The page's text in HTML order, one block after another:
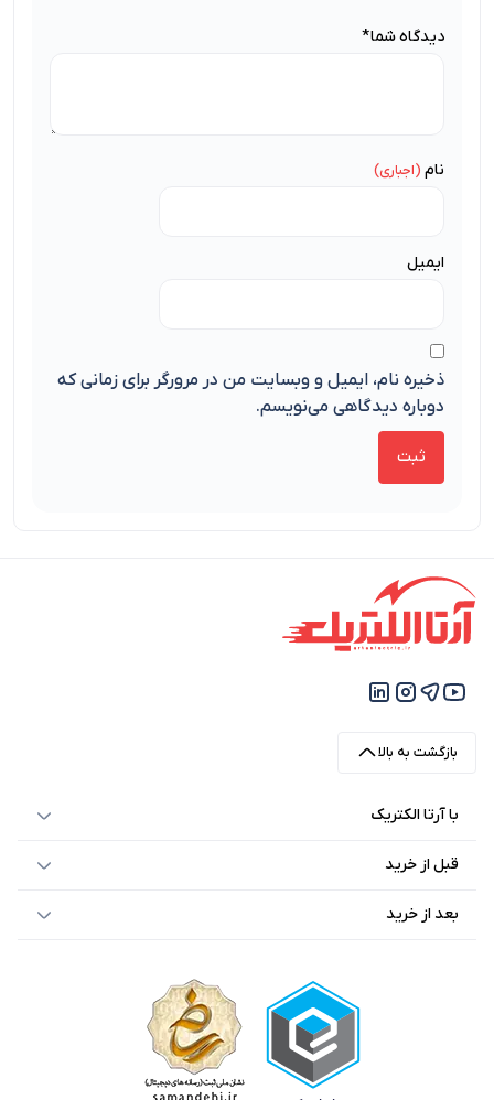
دیدگاه شما*
نام
ایمیل
ذخیره نام، ایمیل و وبسایت من در مرورگر برای زمانی که
دوباره دیدگاهی می‌نویسم.
بازگشت به بالا
با آرتا الکتریک
قبل از خرید
بعد از خرید